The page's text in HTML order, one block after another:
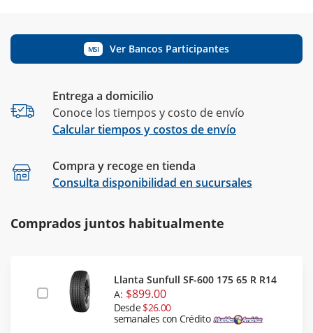
MSI Ver Bancos Participantes
Entrega a domicilio
Conoce los tiempos y costo de envío
Calcular tiempos y costos de envío
Compra y recoge en tienda
Consulta disponibilidad en sucursales
Comprados juntos habitualmente
Llanta Sunfull SF-600 175 65 R R14
A: $899.00
Desde$26.00
semanales con Crédito